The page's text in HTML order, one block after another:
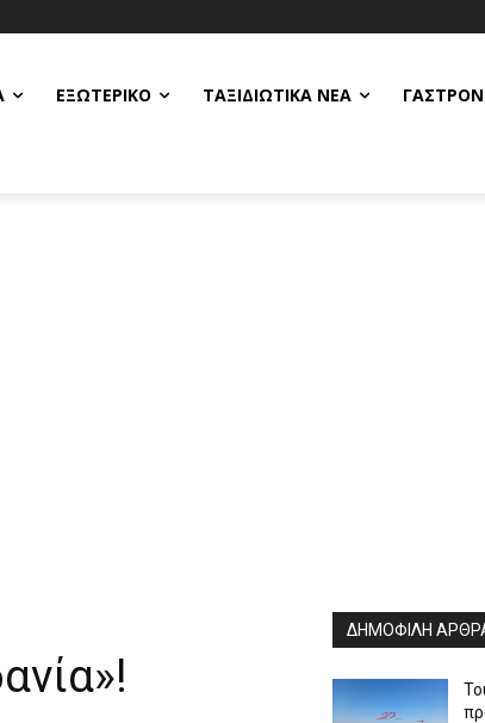
ΕΞΩΤΕΡΙΚΌ ΤΑΞΙΔΙΩΤΙΚΆ ΝΈΑ
ΔΗΜΟΦΙΛΗ